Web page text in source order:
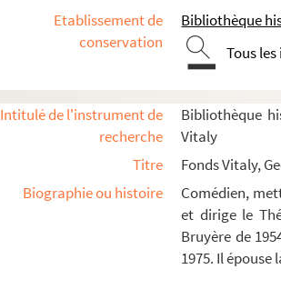
Etablissement de
conservation
Bibliothèque
Tous
Intitulé de l'instrument de
recherche
Bibliothèque
Vitaly
Titre
Fonds Vitaly,
Biographie ou histoire
Comédien,
et dirige le
Bruyère de
1975. Il épouse
Le mal court (1955)
Le petit homme (1955)
Une femme trop honnête (1956)
Le prince endormi (1956)
Hibernatus (1957)
La terre est basse (1957)
La mégère apprivoisée (1957)
La petite femme de Loth (1957)